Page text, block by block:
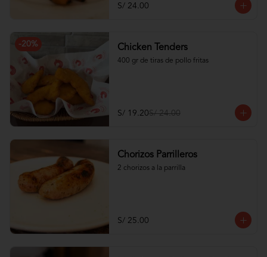
S/ 24.00
-20% Chicken Tenders
400 gr de tiras de pollo fritas
S/ 19.20S/ 24.00
Chorizos Parrilleros
2 chorizos a la parrilla
S/ 25.00